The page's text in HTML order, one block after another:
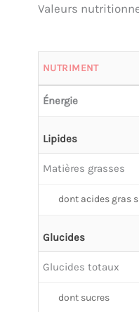
Valeurs
NUTRIMENT
Énergie
Lipides
Matières grasses
dont acides gras
Glucides
Glucides totaux
dont sucres